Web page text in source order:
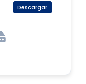
Descargar